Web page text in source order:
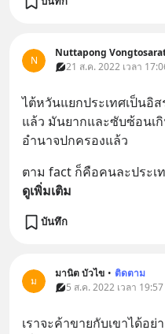
N
Nuttapong
21 ส.ค. 2022 เวลา
ไต้หวันแยกประเทศเป็นอิ
แล้ว มันยากและซับซ้อนเ
อำนาจปกครองแล้ว
ตาม fact ก็คือคนละประ
ดูเพิ่มเติม
บันทึก
ม
มานิต บัวไข • ติดตาม
5 ส.ค. 2022 เวลา
เรา​จะ​ค้า​ขาย​กับ​เขา​ได้​อย่